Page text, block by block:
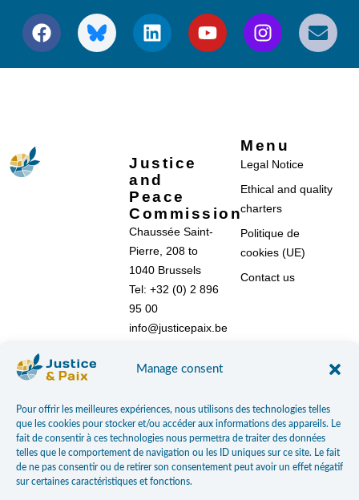
Manage consent
Pour offrir les meilleures expériences, nous utilisons des technologies telles
que les cookies pour stocker et/ou accéder aux informations des appareils. Le
fait de consentir à ces technologies nous permettra de traiter des données
telles que le comportement de navigation ou les ID uniques sur ce site. Le fait
de ne pas consentir ou de retirer son consentement peut avoir un effet négatif
sur certaines caractéristiques et fonctions.
Justice
and
Peace
Commission
Chaussée Saint-
Pierre, 208 to
1040 Brussels
Tel: +32 (0) 2 896
95 00
info@justicepaix.be
Menu
Legal Notice
Ethical and quality
charters
Politique de
cookies (UE)
Contact us